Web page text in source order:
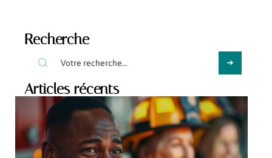
Recherche
Articles récents